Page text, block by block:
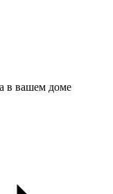
в вашем доме